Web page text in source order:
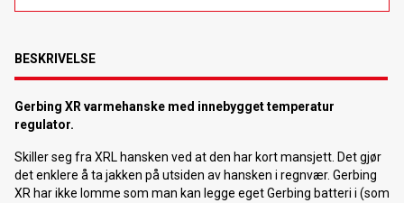
BESKRIVELSE
Gerbing XR varmehanske med innebygget temperatur
regulator.
Skiller seg fra XRL hansken ved at den har kort mansjett. Det gjør
det enklere å ta jakken på utsiden av hansken i regnvær. Gerbing
XR har ikke lomme som man kan legge eget Gerbing batteri i (som